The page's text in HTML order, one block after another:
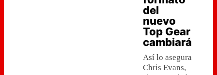
del
nuevo
Top Gear
cambiará
Así lo asegura
Chris Evans,